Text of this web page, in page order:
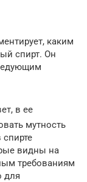
каким
спирт. Он
в ее
мутность
видны на
требованиям
для